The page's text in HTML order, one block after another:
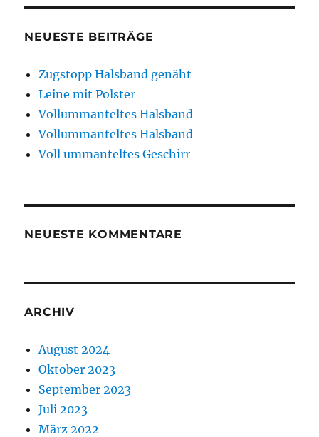
NEUESTE BEITRÄGE
Zugstopp Halsband genäht
Leine mit Polster
Vollummanteltes Halsband
Vollummanteltes Halsband
Voll ummanteltes Geschirr
NEUESTE KOMMENTARE
ARCHIV
August 2024
Oktober 2023
September 2023
Juli 2023
März 2022